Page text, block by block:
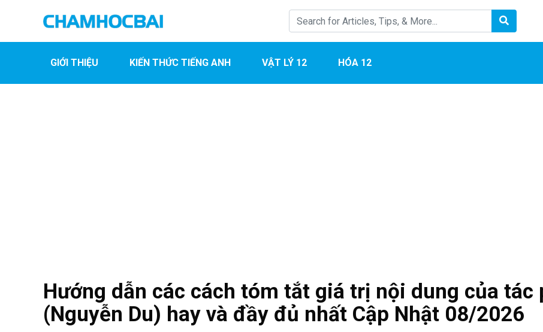
GIỚI THIỆU KIẾN THỨC TIẾNG ANH VẬT LÝ 12 HÓA 12
Hướng dẫn các cách tóm tắt giá trị nội dung của tác
(Nguyễn Du) hay và đầy đủ nhất Cập Nhật 08/2026